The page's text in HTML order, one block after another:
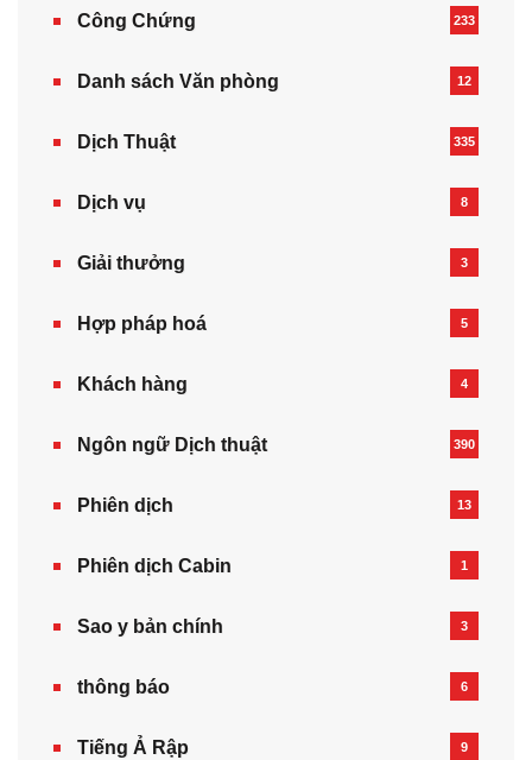
Công Chứng 233
Danh sách Văn phòng 12
Dịch Thuật 335
Dịch vụ 8
Giải thưởng 3
Hợp pháp hoá 5
Khách hàng 4
Ngôn ngữ Dịch thuật 390
Phiên dịch 13
Phiên dịch Cabin 1
Sao y bản chính 3
thông báo 6
Tiếng Ả Rập 9